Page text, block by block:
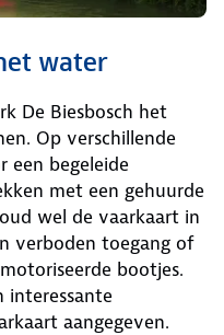
water
De Biesbosch het
Op verschillende
een begeleide
met een gehuurde
wel de vaarkaart in
verboden toegang of
bootjes.
interessante
aangegeven.